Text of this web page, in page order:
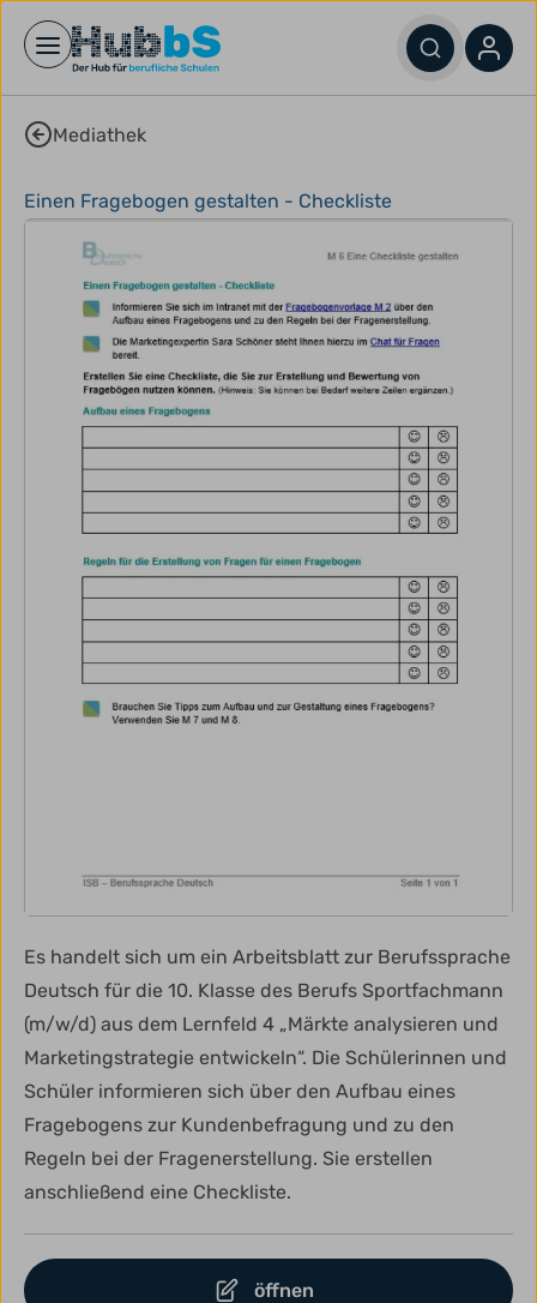
Open main menu
Mediathek
Einen Fragebogen gestalten - Checkliste
Es handelt sich um ein Arbeitsblatt zur Berufssprache
Deutsch für die 10. Klasse des Berufs Sportfachmann
(m/w/d) aus dem Lernfeld 4 „Märkte analysieren und
Marketingstrategie entwickeln“. Die Schülerinnen und
Schüler informieren sich über den Aufbau eines
Fragebogens zur Kundenbefragung und zu den
Regeln bei der Fragenerstellung. Sie erstellen
anschließend eine Checkliste.
öffnen